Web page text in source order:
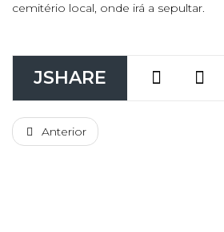
cemitério local, onde irá a sepultar.
JSHARE
Anterior